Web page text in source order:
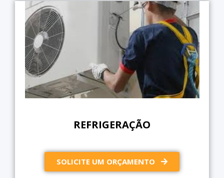
REFRIGERAÇÃO
SOLICITE UM ORÇAMENTO